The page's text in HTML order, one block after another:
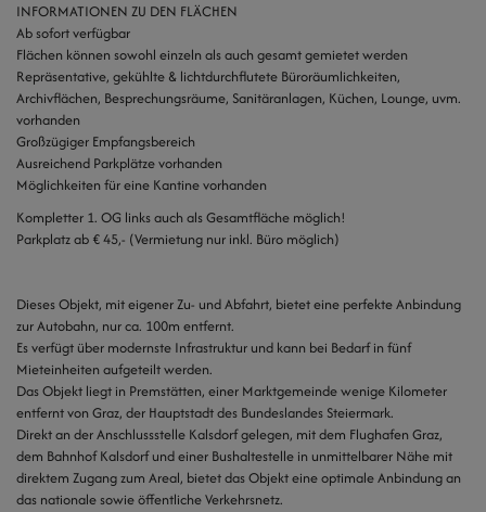
INFORMATIONEN ZU DEN FLÄCHEN
Ab sofort verfügbar
Flächen können sowohl einzeln als auch gesamt gemietet werden
Repräsentative, gekühlte & lichtdurchflutete Büroräumlichkeiten,
Archivflächen, Besprechungsräume, Sanitäranlagen, Küchen, Lounge, uvm.
vorhanden
Großzügiger Empfangsbereich
Ausreichend Parkplätze vorhanden
Möglichkeiten für eine Kantine vorhanden
Kompletter 1. OG links auch als Gesamtfläche möglich!
Parkplatz ab € 45,- (Vermietung nur inkl. Büro möglich)
Dieses Objekt, mit eigener Zu- und Abfahrt, bietet eine perfekte Anbindung
zur Autobahn, nur ca. 100m entfernt.
Es verfügt über modernste Infrastruktur und kann bei Bedarf in fünf
Mieteinheiten aufgeteilt werden.
Das Objekt liegt in Premstätten, einer Marktgemeinde wenige Kilometer
entfernt von Graz, der Hauptstadt des Bundeslandes Steiermark.
Direkt an der Anschlussstelle Kalsdorf gelegen, mit dem Flughafen Graz,
dem Bahnhof Kalsdorf und einer Bushaltestelle in unmittelbarer Nähe mit
direktem Zugang zum Areal, bietet das Objekt eine optimale Anbindung an
das nationale sowie öffentliche Verkehrsnetz.